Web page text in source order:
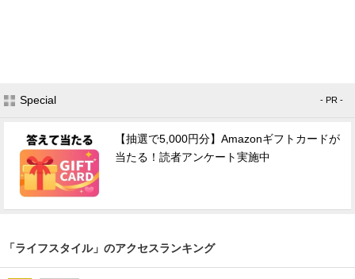
Special - PR -
【抽選で5,000円分】Amazonギフトカードが
当たる！読者アンケート実施中
「ライフスタイル」のアクセスランキング